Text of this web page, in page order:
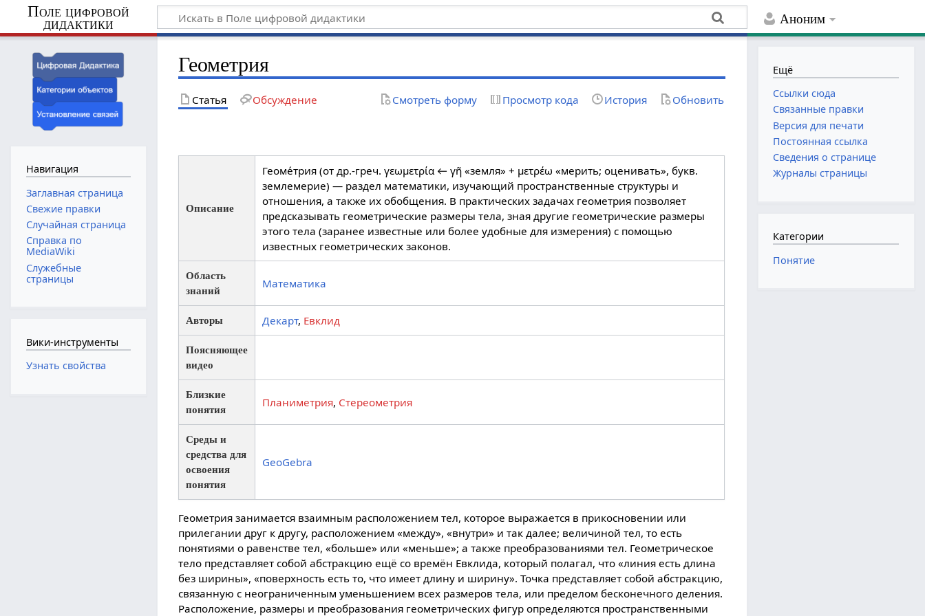
Аноним
Поле цифровой
дидактики
Геометрия
Статья Обсуждение Смотреть форму Просмотр кода История Обновить
Описание
Геоме́трия (от др.-греч. γεωμετρία ← γῆ «земля» + μετρέω «мерить; оценивать», букв.
землемерие) — раздел математики, изучающий пространственные структуры и
отношения, а также их обобщения. В практических задачах геометрия позволяет
предсказывать геометрические размеры тела, зная другие геометрические размеры
этого тела (заранее известные или более удобные для измерения) с помощью
известных геометрических законов.
Область
знаний
Математика
Авторы Декарт, Евклид
Поясняющее
видео
Близкие
понятия
Планиметрия, Стереометрия
Среды и
средства для
освоения
понятия
GeoGebra
Геометрия занимается взаимным расположением тел, которое выражается в прикосновении или
прилегании друг к другу, расположением «между», «внутри» и так далее; величиной тел, то есть
понятиями о равенстве тел, «больше» или «меньше»; а также преобразованиями тел. Геометрическое
тело представляет собой абстракцию ещё со времён Евклида, который полагал, что «линия есть длина
без ширины», «поверхность есть то, что имеет длину и ширину». Точка представляет собой абстракцию,
связанную с неограниченным уменьшением всех размеров тела, или пределом бесконечного деления.
Расположение, размеры и преобразования геометрических фигур определяются пространственными
Навигация
Заглавная страница
Свежие правки
Случайная страница
Справка по
MediaWiki
Служебные
страницы
Вики-инструменты
Узнать свойства
Ещё
Ссылки сюда
Связанные правки
Версия для печати
Постоянная ссылка
Сведения о странице
Журналы страницы
Категории
Понятие